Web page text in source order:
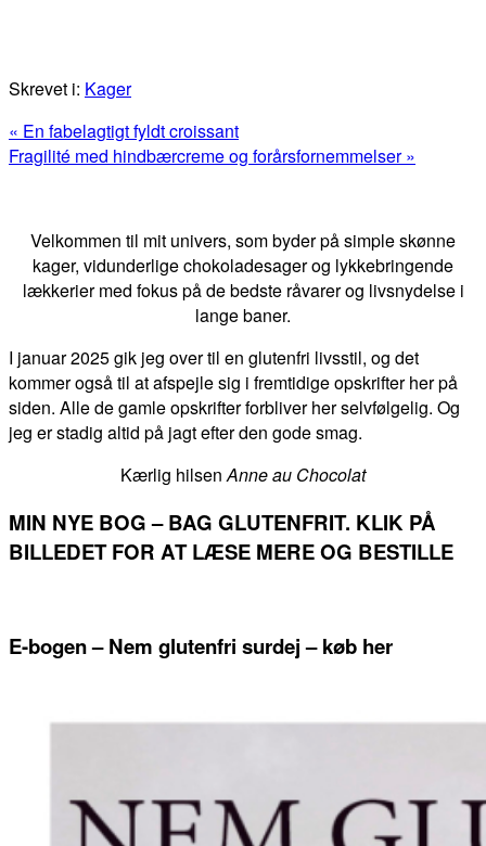
Skrevet i: Kager
Previous
Post:
« En fabelagtigt fyldt croissant
Next
Fragilité med hindbærcreme og forårsfornemmelser »
Sidebar
Velkommen til mit univers, som byder på simple skønne
kager, vidunderlige chokoladesager og lykkebringende
lækkerier med fokus på de bedste råvarer og livsnydelse i
lange baner.
I januar 2025 gik jeg over til en glutenfri livsstil, og det
kommer også til at afspejle sig i fremtidige opskrifter her på
siden. Alle de gamle opskrifter forbliver her selvfølgelig. Og
jeg er stadig altid på jagt efter den gode smag.
Kærlig hilsenAnne au Chocolat
MIN NYE BOG – BAG GLUTENFRIT. KLIK PÅ
BILLEDET FOR AT LÆSE MERE OG BESTILLE
E-bogen – Nem glutenfri surdej – køb her